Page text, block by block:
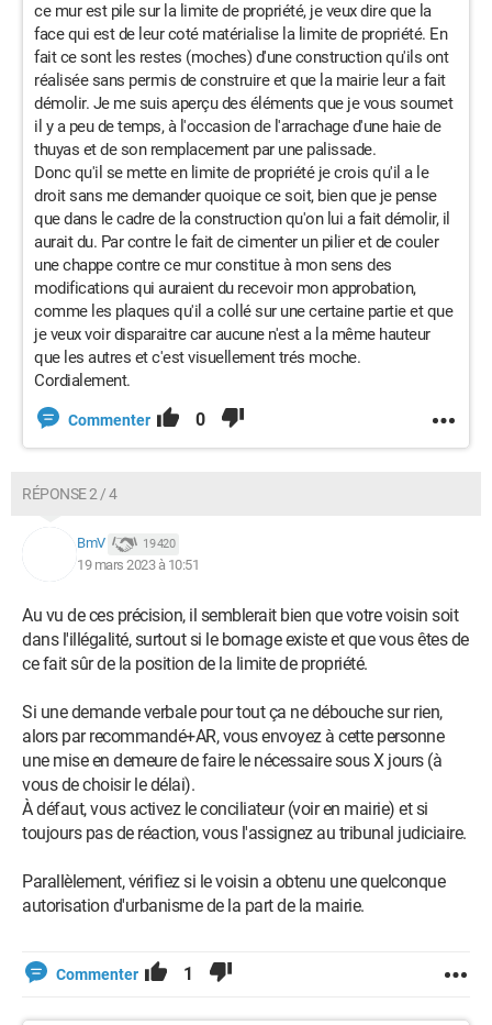
ce mur est pile sur la limite de propriété, je veux dire que la
face qui est de leur coté matérialise la limite de propriété. En
fait ce sont les restes (moches) d'une construction qu'ils ont
réalisée sans permis de construire et que la mairie leur a fait
démolir. Je me suis aperçu des éléments que je vous soumet
il y a peu de temps, à l'occasion de l'arrachage d'une haie de
thuyas et de son remplacement par une palissade.
Donc qu'il se mette en limite de propriété je crois qu'il a le
droit sans me demander quoique ce soit, bien que je pense
que dans le cadre de la construction qu'on lui a fait démolir, il
aurait du. Par contre le fait de cimenter un pilier et de couler
une chappe contre ce mur constitue à mon sens des
modifications qui auraient du recevoir mon approbation,
comme les plaques qu'il a collé sur une certaine partie et que
je veux voir disparaitre car aucune n'est a la même hauteur
que les autres et c'est visuellement trés moche.
Cordialement.
Commenter 0
RÉPONSE 2 / 4
BmV 19 420
19 mars 2023 à 10:51
Au vu de ces précision, il semblerait bien que votre voisin soit
dans l'illégalité, surtout si le bornage existe et que vous êtes de
ce fait sûr de la position de la limite de propriété.
Si une demande verbale pour tout ça ne débouche sur rien,
alors par recommandé+AR, vous envoyez à cette personne
une mise en demeure de faire le nécessaire sous X jours (à
vous de choisir le délai).
À défaut, vous activez le conciliateur (voir en mairie) et si
toujours pas de réaction, vous l'assignez au tribunal judiciaire.
Parallèlement, vérifiez si le voisin a obtenu une quelconque
autorisation d'urbanisme de la part de la mairie.
Commenter 1